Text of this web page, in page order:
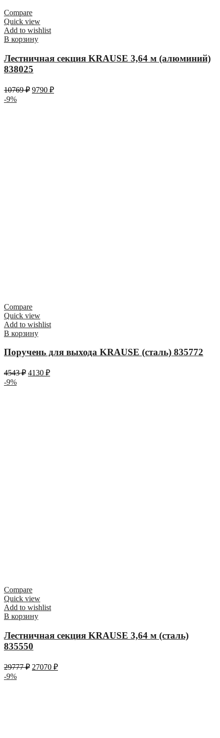
Compare
Quick view
Add to wishlist
В корзину
Лестничная секция KRAUSE 3,64 м (алюминий)
838025
10769₽ 9790 ₽
-9%
Compare
Quick view
Add to wishlist
В корзину
Поручень для выхода KRAUSE (сталь) 835772
4543₽ 4130 ₽
-9%
Compare
Quick view
Add to wishlist
В корзину
Лестничная секция KRAUSE 3,64 м (сталь)
835550
29777₽ 27070 ₽
-9%